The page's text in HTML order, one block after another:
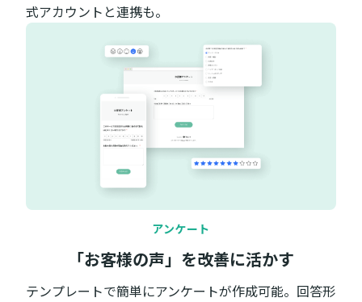
式アカウントと連携も。
アンケート
「お客様の声」を改善に活かす
テンプレートで簡単にアンケートが作成可能。回答形